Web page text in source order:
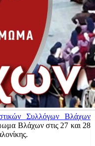
Συλλόγων Βλάχων
Βλάχων στις 27 και 28